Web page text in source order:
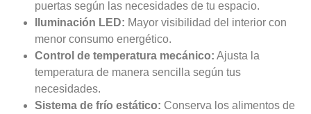
puertas según las necesidades de tu espacio.
Iluminación LED: Mayor visibilidad del interior con
menor consumo energético.
Control de temperatura mecánico: Ajusta la
temperatura de manera sencilla según tus
necesidades.
Sistema de frío estático: Conserva los alimentos de